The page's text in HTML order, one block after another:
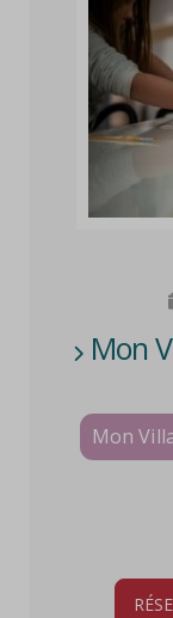
Mon
Mon